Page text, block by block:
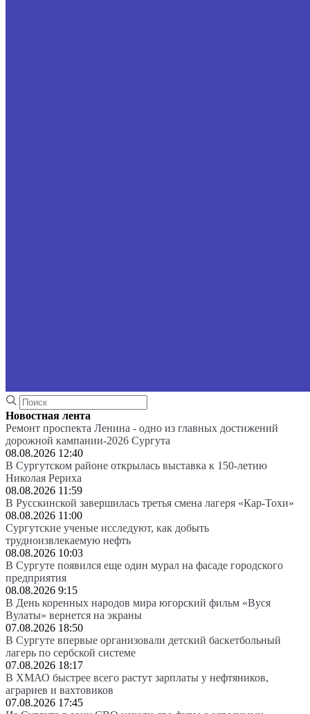
Новостная лента
Ремонт проспекта Ленина - одно из главных достижений
дорожной кампании-2026 Сургута
08.08.2026 12:40
В Сургутском районе открылась выставка к 150-летию
Николая Рериха
08.08.2026 11:59
В Русскинской завершилась третья смена лагеря «Кар-Тохи»
08.08.2026 11:00
Сургутские ученые исследуют, как добыть
трудноизвлекаемую нефть
08.08.2026 10:03
В Сургуте появился еще один мурал на фасаде городского
предприятия
08.08.2026 9:15
В День коренных народов мира югорский фильм «Вуся
Вулаты» вернется на экраны
07.08.2026 18:50
В Сургуте впервые организовали детский баскетбольный
лагерь по сербской системе
07.08.2026 18:17
В ХМАО быстрее всего растут зарплаты у нефтяников,
аграриев и вахтовиков
07.08.2026 17:45